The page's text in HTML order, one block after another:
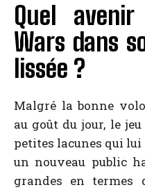
Quel
Wars dans
lissée ?
Malgré la bonne
au goût du jour, le
petites lacunes qui
un nouveau public
grandes en termes